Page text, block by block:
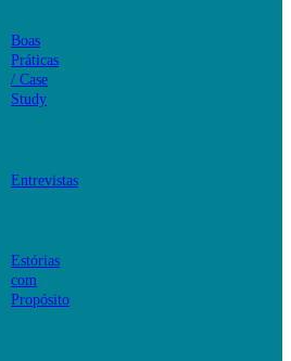
Boas
Práticas
/ Case
Study
Entrevistas
Estórias
com
Propósito